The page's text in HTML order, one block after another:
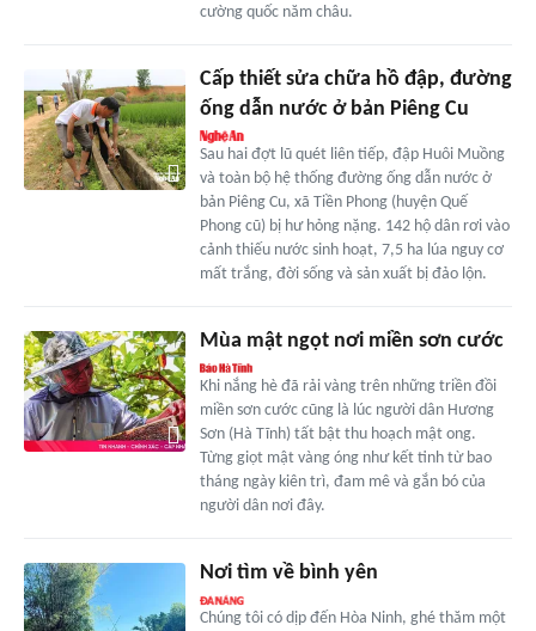
cường quốc năm châu.
Cấp thiết sửa chữa hồ đập, đường
ống dẫn nước ở bản Piêng Cu
Sau hai đợt lũ quét liên tiếp, đập Huôi Muồng
và toàn bộ hệ thống đường ống dẫn nước ở
bản Piêng Cu, xã Tiền Phong (huyện Quế
Phong cũ) bị hư hỏng nặng. 142 hộ dân rơi vào
cảnh thiếu nước sinh hoạt, 7,5 ha lúa nguy cơ
mất trắng, đời sống và sản xuất bị đảo lộn.
Mùa mật ngọt nơi miền sơn cước
Khi nắng hè đã rải vàng trên những triền đồi
miền sơn cước cũng là lúc người dân Hương
Sơn (Hà Tĩnh) tất bật thu hoạch mật ong.
Từng giọt mật vàng óng như kết tinh từ bao
tháng ngày kiên trì, đam mê và gắn bó của
người dân nơi đây.
Nơi tìm về bình yên
Chúng tôi có dịp đến Hòa Ninh, ghé thăm một